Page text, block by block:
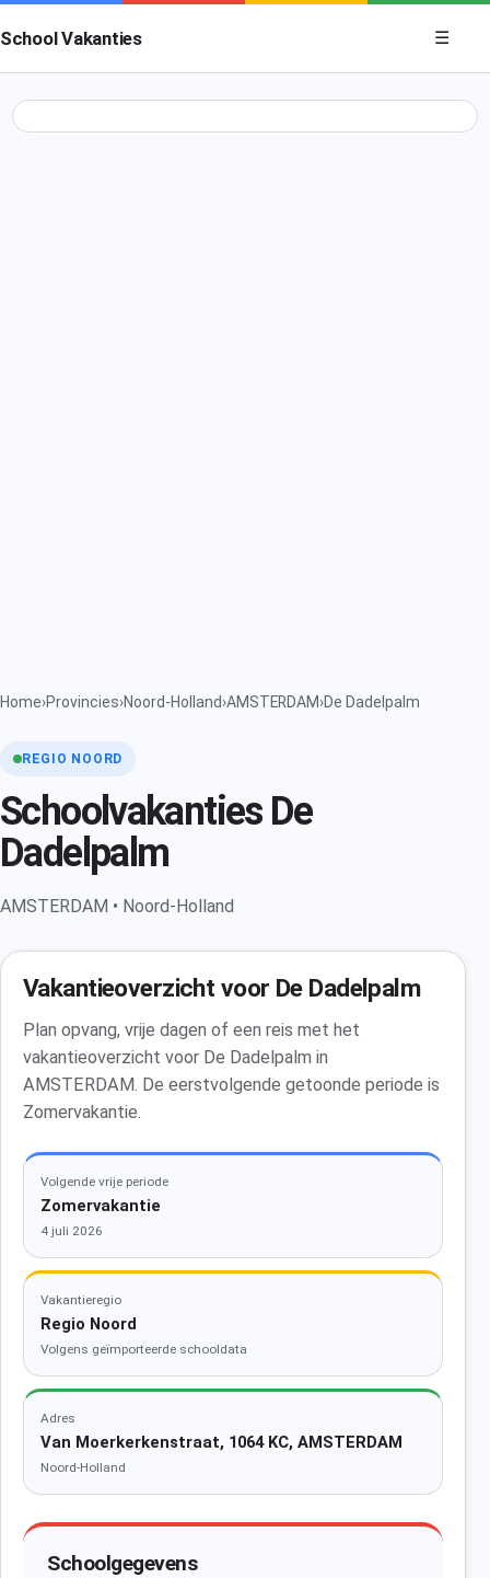
School Vakanties
Menu
☰
Home›Provincies›Noord-Holland›AMSTERDAM›De Dadelpalm
REGIO NOORD
Schoolvakanties De
Dadelpalm
AMSTERDAM • Noord-Holland
Vakantieoverzicht voor De Dadelpalm
Plan opvang, vrije dagen of een reis met het
vakantieoverzicht voor De Dadelpalm in
AMSTERDAM. De eerstvolgende getoonde periode is
Zomervakantie.
Volgende vrije periode
Zomervakantie
4 juli 2026
Vakantieregio
Regio Noord
Volgens geïmporteerde schooldata
Adres
Van Moerkerkenstraat, 1064 KC, AMSTERDAM
Noord-Holland
Schoolgegevens